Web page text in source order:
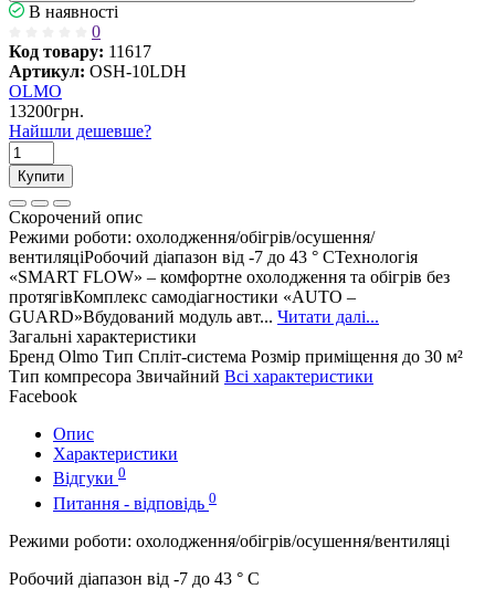
В наявності
0
Код товару: 11617
Артикул: OSH-10LDH
OLMO
13200грн.
Найшли дешевше?
Купити
Скорочений опис
Режими роботи: охолодження/обігрів/осушення/
вентиляціРобочий діапазон від -7 до 43 ° CТехнологія
«SMART FLOW» – комфортне охолодження та обігрів без
протягівКомплекс самодіагностики «AUTO –
GUARD»Вбудований модуль авт... Читати далі...
Загальні характеристики
Бренд Olmo Тип Спліт-система Розмір приміщення до 30 м²
Тип компресора Звичайний Всі характеристики
Facebook
Опис
Характеристики
Відгуки 0
Питання - відповідь 0
Режими роботи: охолодження/обігрів/осушення/вентиляці
Робочий діапазон від -7 до 43 ° C